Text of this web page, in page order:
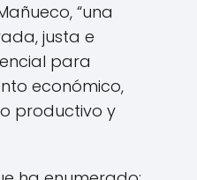
“una
justa e
para
económico,
productivo y